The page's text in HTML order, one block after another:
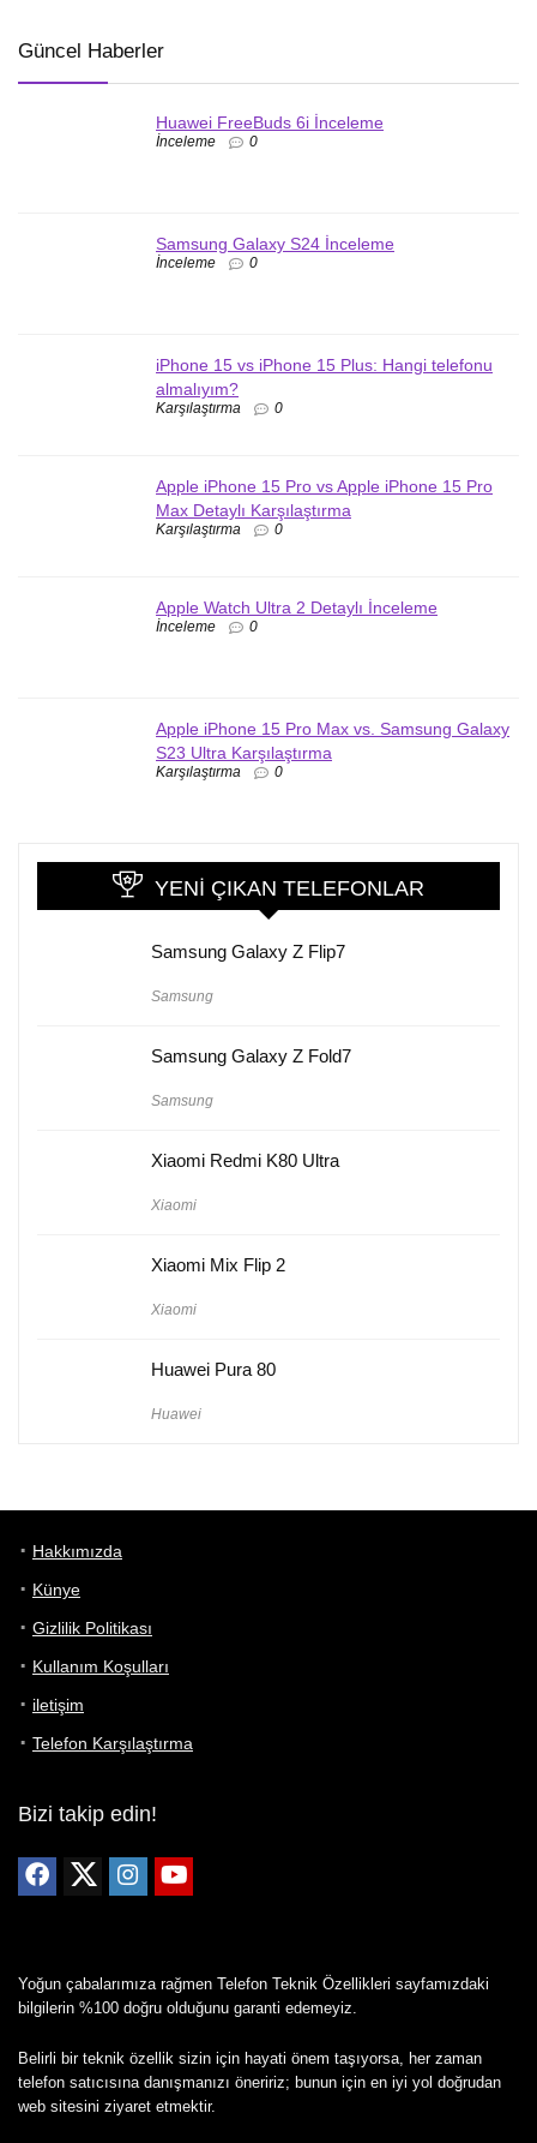
Güncel Haberler
Huawei FreeBuds 6i İnceleme
İnceleme 0
Samsung Galaxy S24 İnceleme
İnceleme 0
iPhone 15 vs iPhone 15 Plus: Hangi telefonu
almalıyım?
Karşılaştırma 0
Apple iPhone 15 Pro vs Apple iPhone 15 Pro
Max Detaylı Karşılaştırma
Karşılaştırma 0
Apple Watch Ultra 2 Detaylı İnceleme
İnceleme 0
Apple iPhone 15 Pro Max vs. Samsung Galaxy
S23 Ultra Karşılaştırma
Karşılaştırma 0
YENI ÇIKAN TELEFONLAR
Samsung Galaxy Z Flip7
Samsung
Samsung Galaxy Z Fold7
Samsung
Xiaomi Redmi K80 Ultra
Xiaomi
Xiaomi Mix Flip 2
Xiaomi
Huawei Pura 80
Huawei
Hakkımızda
Künye
Gizlilik Politikası
Kullanım Koşulları
iletişim
Telefon Karşılaştırma
Bizi takip edin!
Yoğun çabalarımıza rağmen Telefon Teknik Özellikleri sayfamızdaki
bilgilerin %100 doğru olduğunu garanti edemeyiz.
Belirli bir teknik özellik sizin için hayati önem taşıyorsa, her zaman
telefon satıcısına danışmanızı öneririz; bunun için en iyi yol doğrudan
web sitesini ziyaret etmektir.